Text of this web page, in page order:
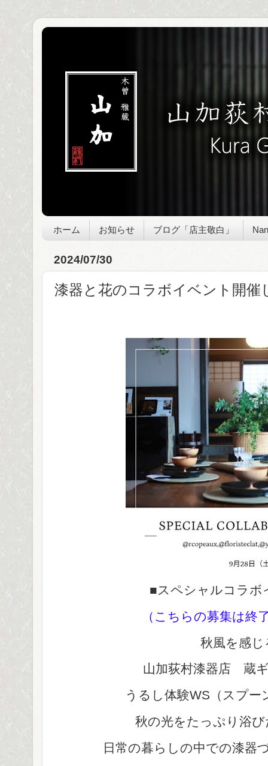
ホーム お知らせ ブログ「店主敬白」
2024/07/30
漆器と花のコラボイベント開催
■スペシャルコラボ
（こちらの募集は終
秋風を感じ
山加荻村漆器店 蔵
うるし体験WS（スプー
秋の光をたっぷり浴
日常の暮らしの中での漆器